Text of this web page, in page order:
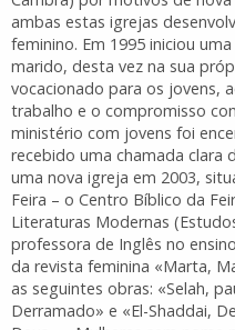
ambas estas igrejas
feminino. Em 1995 iniciou
marido, desta vez na sua
vocacionado para os jovens,
trabalho e o compromisso
ministério com jovens foi
recebido uma chamada clara
uma nova igreja em 2003,
Feira – o Centro Bíblico da
Literaturas Modernas
professora de Inglês no
da revista feminina «Marta,
as seguintes obras: «Selah,
Derramado» e «El-Shaddai,